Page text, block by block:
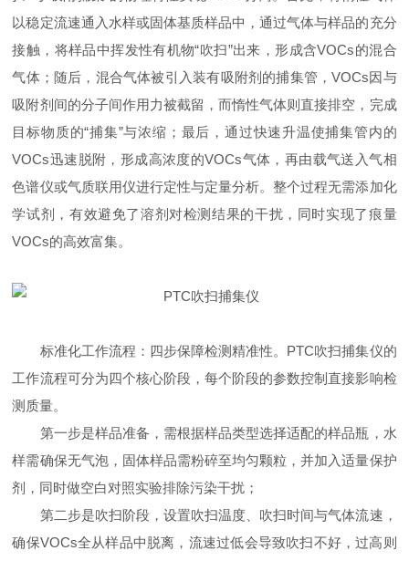
以稳定流速通入水样或固体基质样品中，通过气体与样品的充分
接触，将样品中挥发性有机物“吹扫”出来，形成含VOCs的混合
气体；随后，混合气体被引入装有吸附剂的捕集管，VOCs因与
吸附剂间的分子间作用力被截留，而惰性气体则直接排空，完成
目标物质的“捕集”与浓缩；最后，通过快速升温使捕集管内的
VOCs迅速脱附，形成高浓度的VOCs气体，再由载气送入气相
色谱仪或气质联用仪进行定性与定量分析。整个过程无需添加化
学试剂，有效避免了溶剂对检测结果的干扰，同时实现了痕量
VOCs的高效富集。​
标准化工作流程：四步保障检测精准性。PTC吹扫捕集仪的
工作流程可分为四个核心阶段，每个阶段的参数控制直接影响检
测质量。​
第一步是样品准备，需根据样品类型选择适配的样品瓶，水
样需确保无气泡，固体样品需粉碎至均匀颗粒，并加入适量保护
剂，同时做空白对照实验排除污染干扰；​
第二步是吹扫阶段，设置吹扫温度、吹扫时间与气体流速，
确保VOCs全从样品中脱离，流速过低会导致吹扫不好，过高则